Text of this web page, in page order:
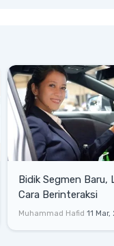
Bidik Segmen Baru,
Cara Berinteraksi
Muhammad Hafid 11